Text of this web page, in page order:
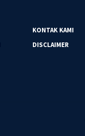
KONTAK KAMI
DISCLAIMER